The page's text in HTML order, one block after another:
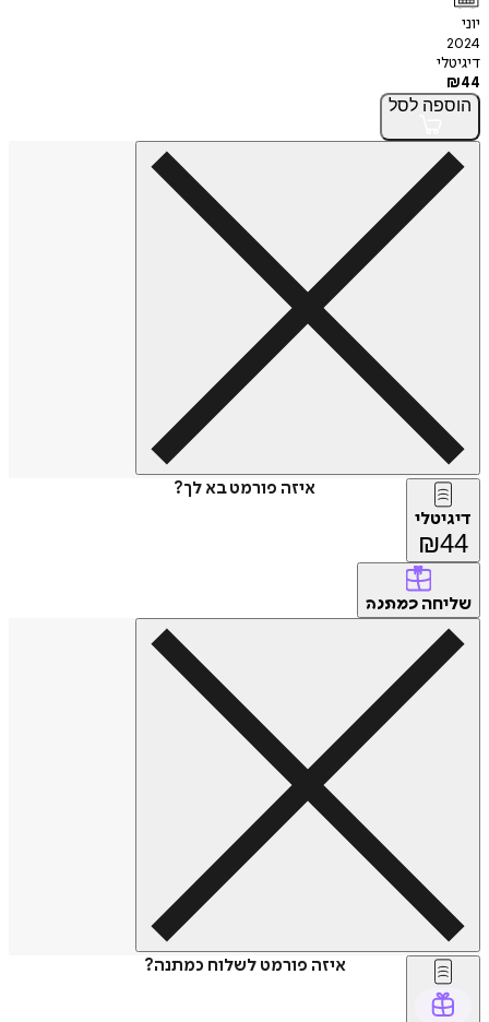
יוני
2024
דיגיטלי
₪44
הוספה לסל
איזה פורמט בא לך?
דיגיטלי
₪44
שליחה כמתנה
איזה פורמט לשלוח כמתנה?